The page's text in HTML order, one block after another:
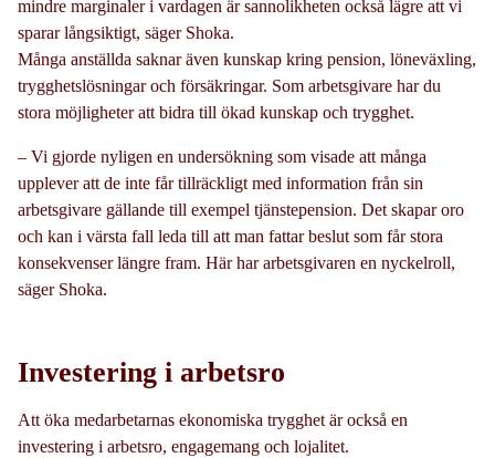
mindre marginaler i vardagen är sannolikheten också lägre att vi
sparar långsiktigt, säger Shoka.
Många anställda saknar även kunskap kring pension, löneväxling,
trygghetslösningar och försäkringar. Som arbetsgivare har du
stora möjligheter att bidra till ökad kunskap och trygghet.
– Vi gjorde nyligen en undersökning som visade att många
upplever att de inte får tillräckligt med information från sin
arbetsgivare gällande till exempel tjänstepension. Det skapar oro
och kan i värsta fall leda till att man fattar beslut som får stora
konsekvenser längre fram. Här har arbetsgivaren en nyckelroll,
säger Shoka.
Investering i arbetsro
Att öka medarbetarnas ekonomiska trygghet är också en
investering i arbetsro, engagemang och lojalitet.